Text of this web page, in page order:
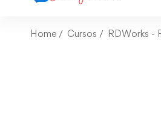
Home Cursos RDWorks -